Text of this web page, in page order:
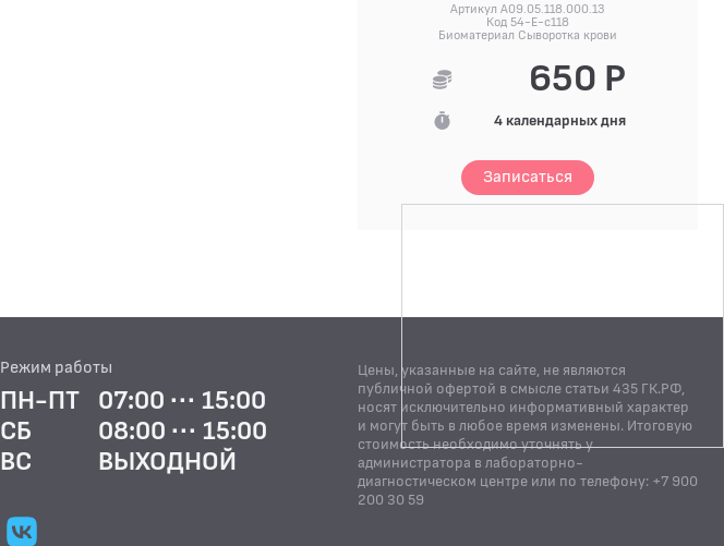
Артикул A09.05.118.000.13
Код 54-E-c118
Биоматериал Сыворотка крови
650 Р
4 календарных дня
Записаться
Режим работы
ПН-ПТ
07:00 ··· 15:00
СБ
08:00 ··· 15:00
ВС
ВЫХОДНОЙ
Цены, указанные на сайте, не являются
публичной офертой в смысле статьи 435 ГК.РФ,
носят исключительно информативный характер
и могут быть в любое время изменены. Итоговую
стоимость необходимо уточнять у
администратора в лабораторно-
диагностическом центре или по телефону: +7 900
200 30 59